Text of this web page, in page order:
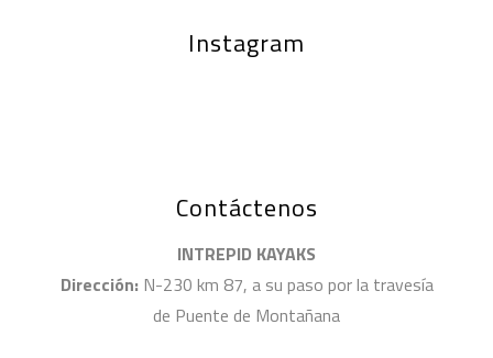
Instagram
Contáctenos
INTREPID KAYAKS
Dirección: N-230 km 87, a su paso por la travesía
de Puente de Montañana